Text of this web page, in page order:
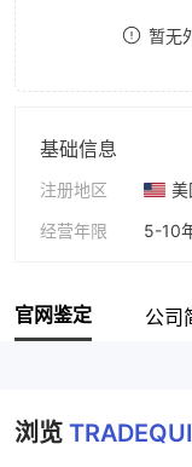
暂无
基础信息
注册地区
美
经营年限
5-10
官网鉴定 公司
浏览